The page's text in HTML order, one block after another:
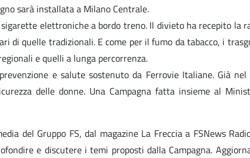
sarà installata a Milano Centrale.
elettroniche a bordo treno. Il divieto ha recepito
di quelle tradizionali. E come per il fumo da tabacco, i
e quelli a lunga percorrenza.
e salute sostenuto da Ferrovie Italiane. Già
delle donne. Una Campagna fatta insieme al
del Gruppo FS, dal magazine La Freccia a FSNews
e discutere i temi proposti dalla Campagna.